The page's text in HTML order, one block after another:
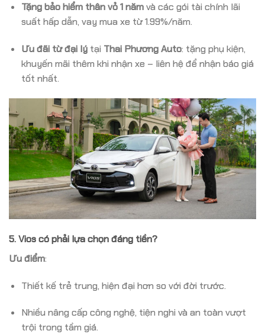
Tặng bảo hiểm thân vỏ 1 nămvà các gói tài chính lãi
suất hấp dẫn, vay mua xe từ 1.99%/năm.
Ưu đãi từ đại lýtại Thai Phương Auto: tặng phụ kiện,
khuyến mãi thêm khi nhận xe – liên hệ để nhận báo giá
tốt nhất.
5. Vios có phải lựa chọn đáng tiền?
Ưu điểm:
Thiết kế trẻ trung, hiện đại hơn so với đời trước.
Nhiều nâng cấp công nghệ, tiện nghi và an toàn vượt
trội trong tầm giá.